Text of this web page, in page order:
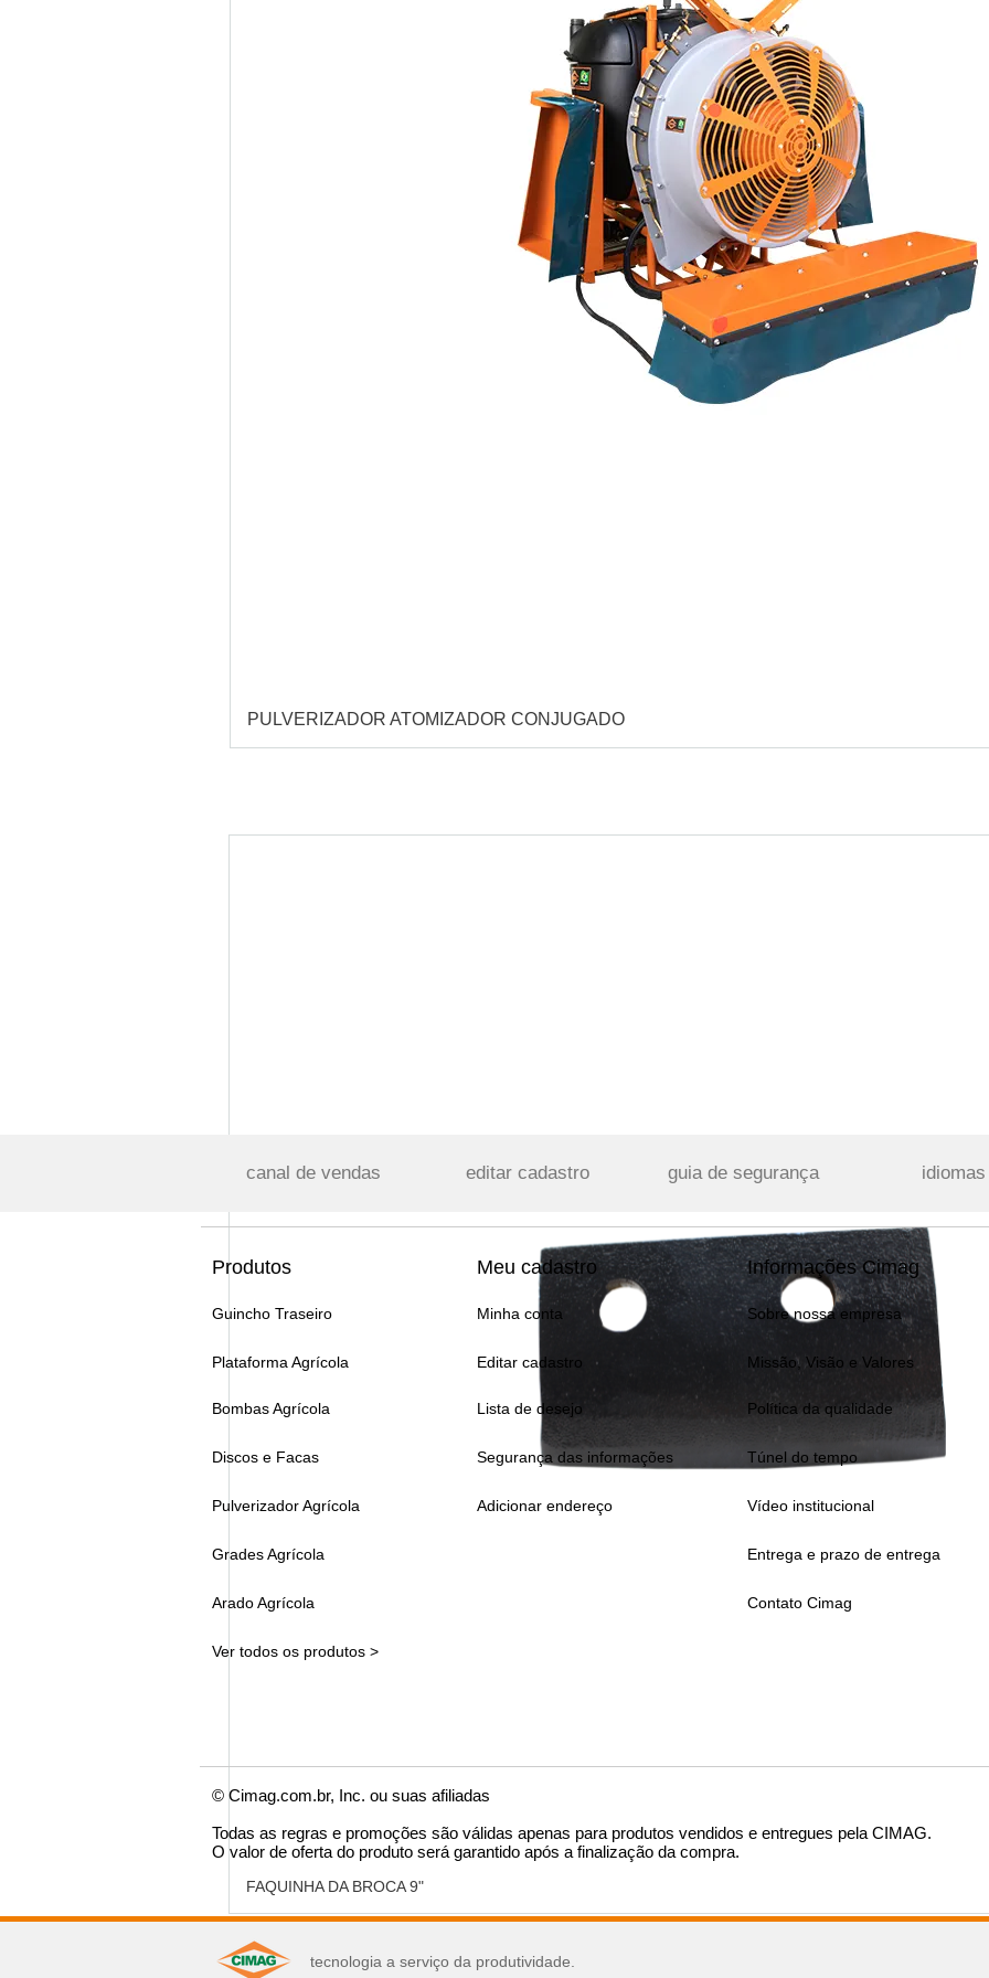
PULVERIZADOR ATOMIZADOR CONJUGADO
FAQUINHA DA BROCA 9"
você pode se interessar
canal de vendas editar cadastro guia de segurança idiomas
Produtos Meu cadastro Informações Cimag
Guincho Traseiro Minha conta Sobre nossa empresa
Plataforma Agrícola Editar cadastro Missão, Visão e Valores
Bombas Agrícola Lista de desejo Política da qualidade
Discos e Facas Segurança das informações Túnel do tempo
Pulverizador Agrícola Adicionar endereço Vídeo institucional
Grades Agrícola
Arado Agrícola
Entrega e prazo de entrega
Contato Cimag
Ver todos os produtos >
© Cimag.com.br, Inc. ou suas afiliadas
Todas as regras e promoções são válidas apenas para produtos vendidos e entregues pela CIMAG.
O valor de oferta do produto será garantido após a finalização da compra.
tecnologia a serviço da produtividade.